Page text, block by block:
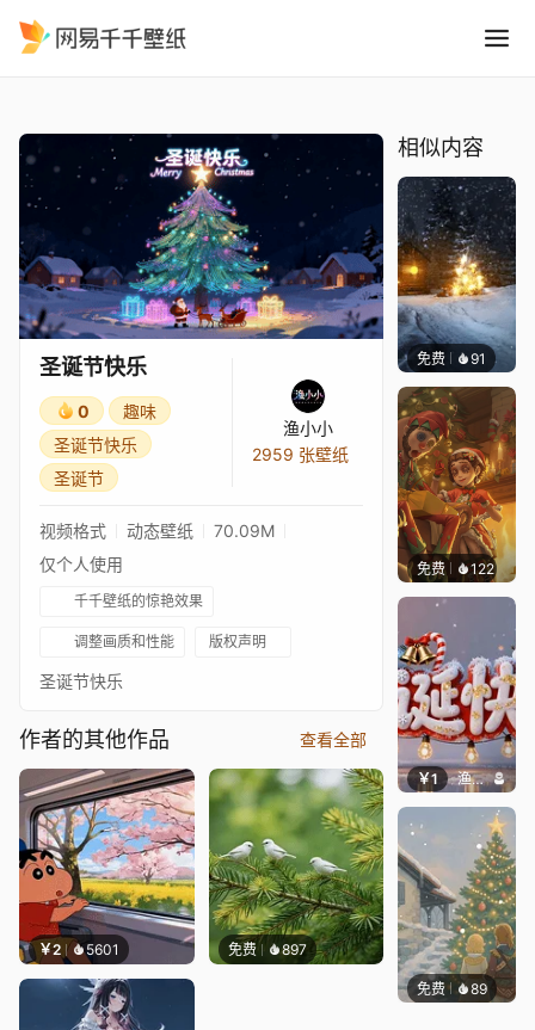
圣诞节快乐
0
趣味
圣诞节快乐
圣诞节
渔小小
2959 张壁纸
视频格式 动态壁纸
70.09M
仅个人使用
千千壁纸的惊艳效果
调整画质和性能 版权声明
圣诞节快乐
作者的其他作品 查看全部
￥2 5601 免费 897
相似内容
免费 91
免费 122静态
￥1 渔小小
免费 89